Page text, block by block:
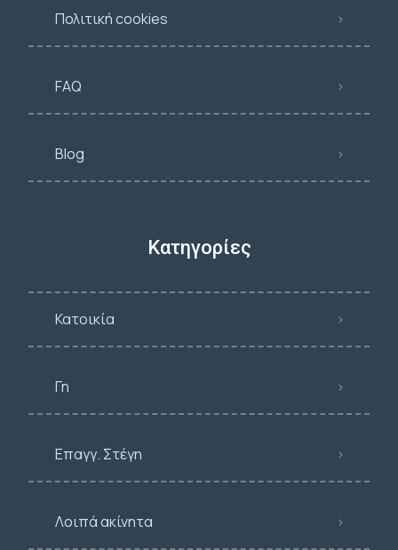
Πολιτική cookies
FAQ
Blog
Κατηγορίες
Κατοικία
Γη
Επαγγ. Στέγη
Λοιπά ακίνητα